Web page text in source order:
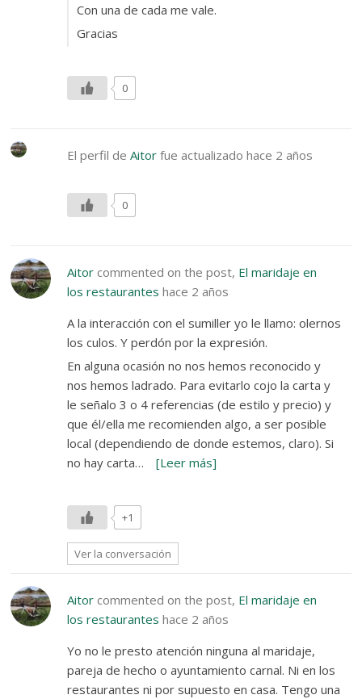
Con una de cada me vale.
Gracias
0
El perfil deAitor fue actualizadohace 2 años
0
Aitor commented on the post, El maridaje en
los restaurantes hace 2 años
A la interacción con el sumiller yo le llamo: olernos
los culos. Y perdón por la expresión.
En alguna ocasión no nos hemos reconocido y
nos hemos ladrado. Para evitarlo cojo la carta y
le señalo 3 o 4 referencias (de estilo y precio) y
que él/ella me recomienden algo, a ser posible
local (dependiendo de donde estemos, claro). Si
no hay carta…
[Leer más]
+1
Ver la conversación
Aitor commented on the post, El maridaje en
los restaurantes hace 2 años
Yo no le presto atención ninguna al maridaje,
pareja de hecho o ayuntamiento carnal. Ni en los
restaurantes ni por supuesto en casa. Tengo una